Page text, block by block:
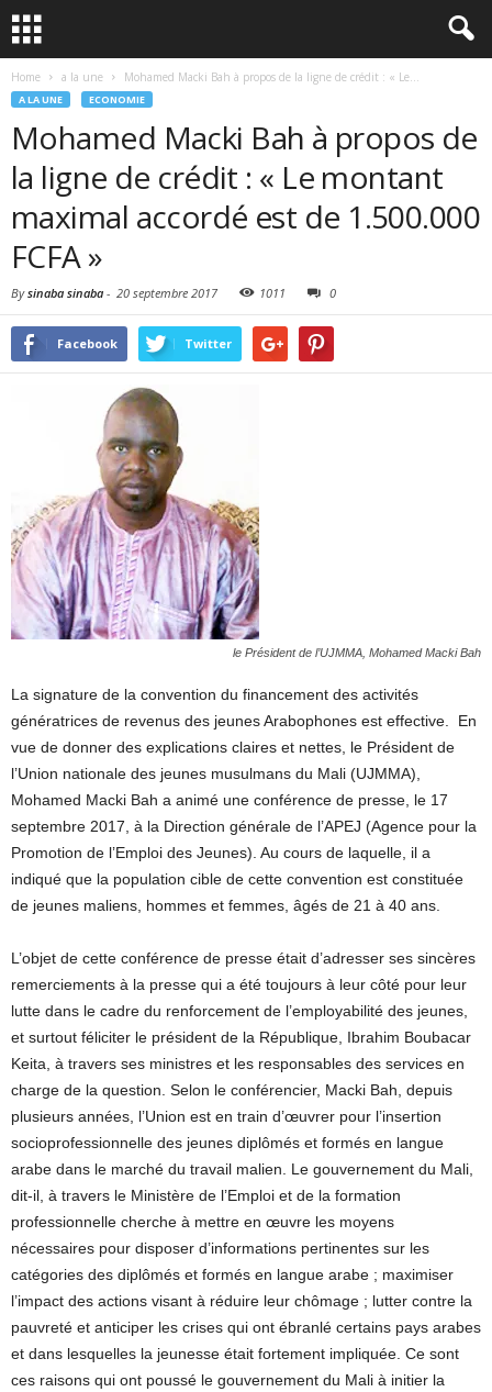
Home a la une Mohamed Macki Bah à propos de la ligne de crédit : « Le...
A LA UNE ECONOMIE
Mohamed Macki Bah à propos de
la ligne de crédit : « Le montant
maximal accordé est de 1.500.000
FCFA »
Bysinaba sinaba - 20 septembre 2017 1011 0
Facebook Twitter
le Président de l’UJMMA, Mohamed Macki Bah
La signature de la convention du financement des activités
génératrices de revenus des jeunes Arabophones est effective. En
vue de donner des explications claires et nettes, le Président de
l’Union nationale des jeunes musulmans du Mali (UJMMA),
Mohamed Macki Bah a animé une conférence de presse, le 17
septembre 2017, à la Direction générale de l’APEJ (Agence pour la
Promotion de l’Emploi des Jeunes). Au cours de laquelle, il a
indiqué que la population cible de cette convention est constituée
de jeunes maliens, hommes et femmes, âgés de 21 à 40 ans.
L’objet de cette conférence de presse était d’adresser ses sincères
remerciements à la presse qui a été toujours à leur côté pour leur
lutte dans le cadre du renforcement de l’employabilité des jeunes,
et surtout féliciter le président de la République, Ibrahim Boubacar
Keita, à travers ses ministres et les responsables des services en
charge de la question. Selon le conférencier, Macki Bah, depuis
plusieurs années, l’Union est en train d’œuvrer pour l’insertion
socioprofessionnelle des jeunes diplômés et formés en langue
arabe dans le marché du travail malien. Le gouvernement du Mali,
dit-il, à travers le Ministère de l’Emploi et de la formation
professionnelle cherche à mettre en œuvre les moyens
nécessaires pour disposer d’informations pertinentes sur les
catégories des diplômés et formés en langue arabe ; maximiser
l’impact des actions visant à réduire leur chômage ; lutter contre la
pauvreté et anticiper les crises qui ont ébranlé certains pays arabes
et dans lesquelles la jeunesse était fortement impliquée. Ce sont
ces raisons qui ont poussé le gouvernement du Mali à initier la